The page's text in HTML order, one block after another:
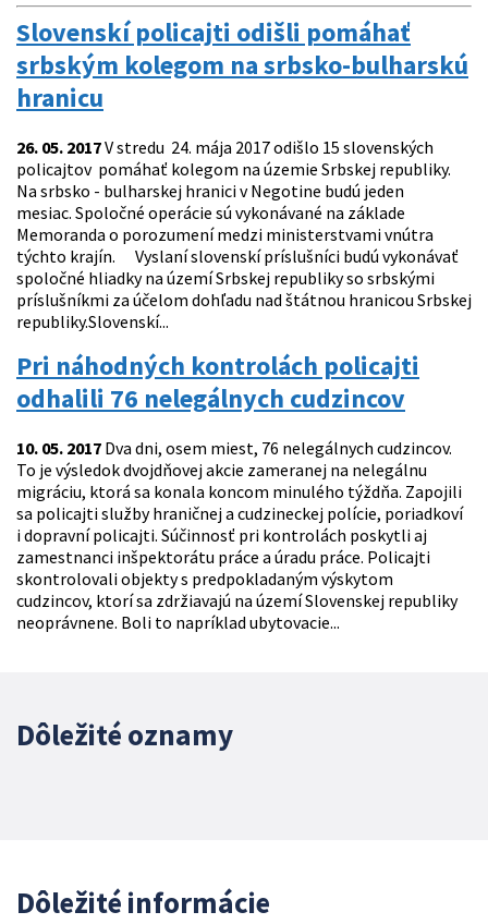
Slovenskí policajti odišli pomáhať
srbským kolegom na srbsko-bulharskú
hranicu
26. 05. 2017V stredu 24. mája 2017 odišlo 15 slovenských
policajtov pomáhať kolegom na územie Srbskej republiky.
Na srbsko - bulharskej hranici v Negotine budú jeden
mesiac. Spoločné operácie sú vykonávané na základe
Memoranda o porozumení medzi ministerstvami vnútra
týchto krajín. Vyslaní slovenskí príslušníci budú vykonávať
spoločné hliadky na území Srbskej republiky so srbskými
príslušníkmi za účelom dohľadu nad štátnou hranicou Srbskej
republiky.Slovenskí...
Pri náhodných kontrolách policajti
odhalili 76 nelegálnych cudzincov
10. 05. 2017 Dva dni, osem miest, 76 nelegálnych cudzincov.
To je výsledok dvojdňovej akcie zameranej na nelegálnu
migráciu, ktorá sa konala koncom minulého týždňa. Zapojili
sa policajti služby hraničnej a cudzineckej polície, poriadkoví
i dopravní policajti. Súčinnosť pri kontrolách poskytli aj
zamestnanci inšpektorátu práce a úradu práce. Policajti
skontrolovali objekty s predpokladaným výskytom
cudzincov, ktorí sa zdržiavajú na území Slovenskej republiky
neoprávnene. Boli to napríklad ubytovacie...
Dôležité oznamy
Dôležité informácie